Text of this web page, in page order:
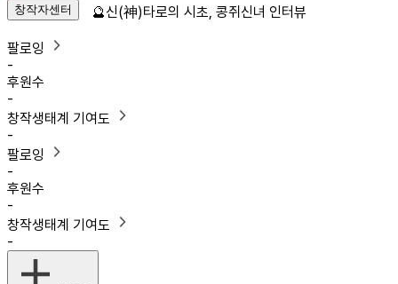
창작자센터
팔로잉
-
후원수
-
창작생태계 기여도
-
팔로잉
-
후원수
-
창작생태계 기여도
-
🔮신(神)타로의 시초, 콩쥐신녀 인터뷰